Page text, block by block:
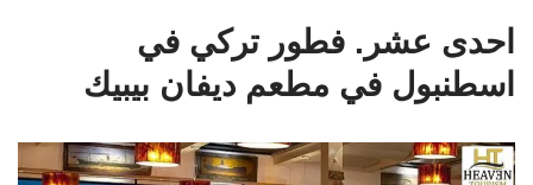
احدى عشر. فطور تركي في
اسطنبول في مطعم ديفان بيبيك